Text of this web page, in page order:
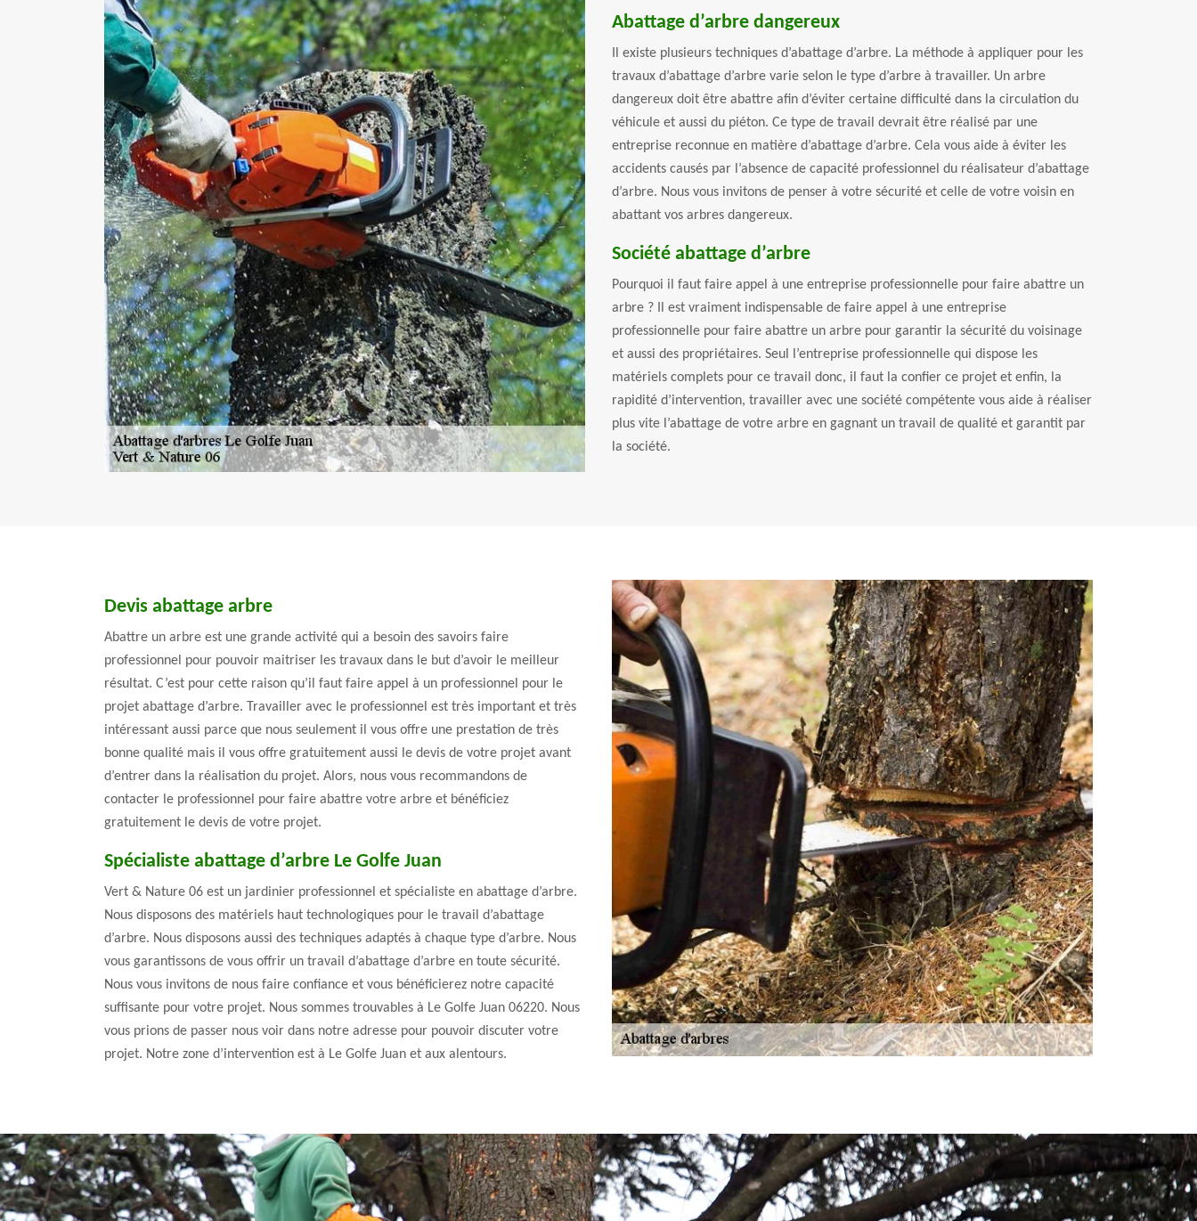
Abattage d’arbre dangereux
Il existe plusieurs techniques d’abattage d’arbre. La méthode à appliquer pour les
travaux d’abattage d’arbre varie selon le type d’arbre à travailler. Un arbre
dangereux doit être abattre afin d’éviter certaine difficulté dans la circulation du
véhicule et aussi du piéton. Ce type de travail devrait être réalisé par une
entreprise reconnue en matière d’abattage d’arbre. Cela vous aide à éviter les
accidents causés par l’absence de capacité professionnel du réalisateur d’abattage
d’arbre. Nous vous invitons de penser à votre sécurité et celle de votre voisin en
abattant vos arbres dangereux.
Société abattage d’arbre
Pourquoi il faut faire appel à une entreprise professionnelle pour faire abattre un
arbre ? Il est vraiment indispensable de faire appel à une entreprise
professionnelle pour faire abattre un arbre pour garantir la sécurité du voisinage
et aussi des propriétaires. Seul l’entreprise professionnelle qui dispose les
matériels complets pour ce travail donc, il faut la confier ce projet et enfin, la
rapidité d’intervention, travailler avec une société compétente vous aide à réaliser
plus vite l’abattage de votre arbre en gagnant un travail de qualité et garantit par
la société.
Devis abattage arbre
Abattre un arbre est une grande activité qui a besoin des savoirs faire
professionnel pour pouvoir maitriser les travaux dans le but d’avoir le meilleur
résultat. C’est pour cette raison qu’il faut faire appel à un professionnel pour le
projet abattage d’arbre. Travailler avec le professionnel est très important et très
intéressant aussi parce que nous seulement il vous offre une prestation de très
bonne qualité mais il vous offre gratuitement aussi le devis de votre projet avant
d’entrer dans la réalisation du projet. Alors, nous vous recommandons de
contacter le professionnel pour faire abattre votre arbre et bénéficiez
gratuitement le devis de votre projet.
Spécialiste abattage d’arbre Le Golfe Juan
Vert & Nature 06 est un jardinier professionnel et spécialiste en abattage d’arbre.
Nous disposons des matériels haut technologiques pour le travail d’abattage
d’arbre. Nous disposons aussi des techniques adaptés à chaque type d’arbre. Nous
vous garantissons de vous offrir un travail d’abattage d’arbre en toute sécurité.
Nous vous invitons de nous faire confiance et vous bénéficierez notre capacité
suffisante pour votre projet. Nous sommes trouvables à Le Golfe Juan 06220. Nous
vous prions de passer nous voir dans notre adresse pour pouvoir discuter votre
projet. Notre zone d’intervention est à Le Golfe Juan et aux alentours.